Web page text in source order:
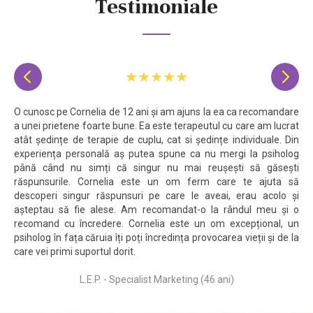
Testimoniale
★★★★★
O cunosc pe Cornelia de 12 ani și am ajuns la ea ca recomandare
a unei prietene foarte bune. Ea este terapeutul cu care am lucrat
atât ședințe de terapie de cuplu, cat si ședințe individuale. Din
experiența personală aș putea spune ca nu mergi la psiholog
până când nu simți că singur nu mai reușești să găsești
răspunsurile. Cornelia este un om ferm care te ajuta să
descoperi singur răspunsuri pe care le aveai, erau acolo și
așteptau să fie alese. Am recomandat-o la rândul meu și o
recomand cu încredere. Cornelia este un om excepțional, un
psiholog în fața căruia îți poți încredința provocarea vieții și de la
care vei primi suportul dorit.
L.E.P. - Specialist Marketing (46 ani)
 